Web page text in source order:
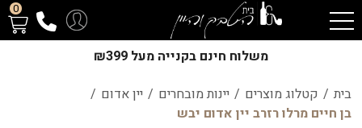
0
משלוח חינם בקנייה מעל ₪399
בית / קטלוג מוצרים / יינות מובחרים / יין אדום /
בן חיים מרלו רזרב יין אדום יבש